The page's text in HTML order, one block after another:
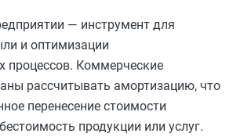
— инструмент для
и оптимизации
процессов. Коммерческие
рассчитывать амортизацию, что
перенесение стоимости
продукции или услуг.